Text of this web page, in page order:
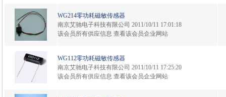
WG214零功耗磁敏传感器
南京艾驰电子科技有限公司 2011/10/11 17:01:18
该会员所有供应信息 查看该会员企业网站
WG112零功耗磁敏传感器
南京艾驰电子科技有限公司 2011/10/11 17:25:20
该会员所有供应信息 查看该会员企业网站